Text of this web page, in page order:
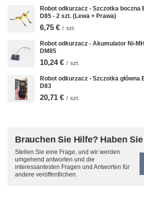
Robot odkurzacz - Szczotka boczna
D85 - 2 szt. (Lewa + Prawa)
6,75 € / szt.
Robot odkurzacz - Akumulator Ni-
DM85
10,24 € / szt.
Robot odkurzacz - Szczotka główna
D83
20,71 € / szt.
Brauchen Sie Hilfe? Haben
Stellen Sie eine Frage, und wir werden
umgehend antworten und die
interessantesten Fragen und Antworten für
andere veröffentlichen.